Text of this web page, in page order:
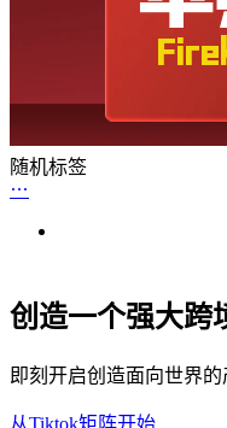
随机标签
创造一个强大跨
即刻开启创造面向世界